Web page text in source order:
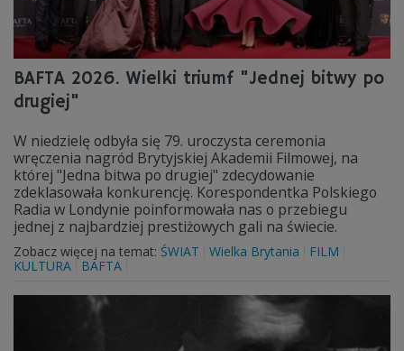
BAFTA 2026. Wielki triumf "Jednej bitwy po
drugiej"
W niedzielę odbyła się 79. uroczysta ceremonia
wręczenia nagród Brytyjskiej Akademii Filmowej, na
której "Jedna bitwa po drugiej" zdecydowanie
zdeklasowała konkurencję. Korespondentka Polskiego
Radia w Londynie poinformowała nas o przebiegu
jednej z najbardziej prestiżowych gali na świecie.
Zobacz więcej na temat: ŚWIAT Wielka Brytania
FILM
KULTURA
BAFTA